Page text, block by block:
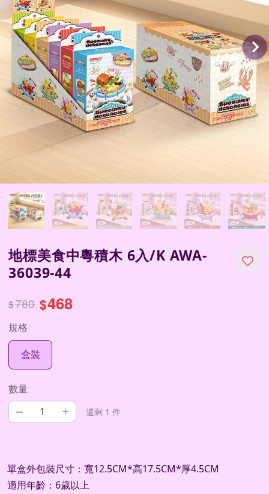
地標美食中粵積木 6入/K AWA-
36039-44
$780 $468
規格
盒裝
數量
– + 還剩 1 件
單盒外包裝尺寸：寬12.5CM*高17.5CM*厚4.5CM
適用年齡：6歲以上